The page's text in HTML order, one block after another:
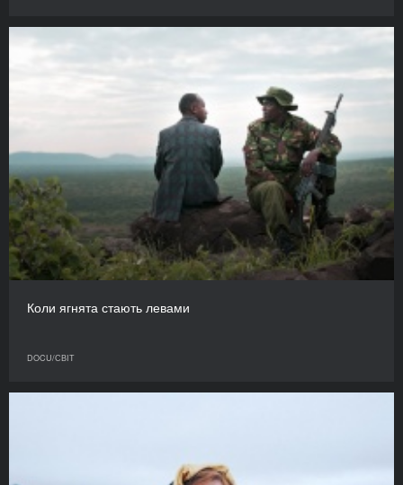
Коли ягнята стають левами
DOCU/СВІТ